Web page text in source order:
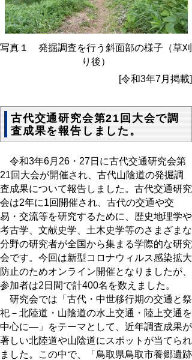
写真１ 発掘調査を行う斜面部の様子（草刈
り後）
[令和3年7月掲載]
古代交通研究会第21回大会で調
査成果を報告しました。
令和3年6月26・27日に古代交通研究会第
21回大会が開催され、古代山陰道の発掘調
査成果について報告しました。古代交通研究
会は2年に1回開催され、古代の交通や交
易・交流等を研究するために、歴史地理学や
考古学、文献史学、土木史学等のさまざまな
分野の研究者が全国から集まる学際的な研究
会です。今回は新型コロナウィルス感染拡大
防止のためオンライン開催となりましたが、
参加者は2日間で計400名を数えました。
研究会では「古代・中世移行期の交通と祭
祀－北陸道・山陰道の水上交通・陸上交通を
中心に―」をテーマとして、近年調査成果が
著しい北陸道や山陰道にスポットが当てられ
ました。この中で、「鳥取県鳥取市養郷遺跡